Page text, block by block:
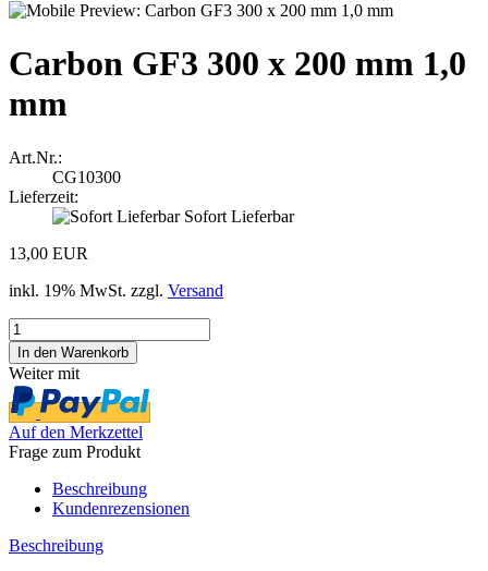
Carbon GF3 300 x 200 mm 1,0
mm
Art.Nr.:
CG10300
Lieferzeit:
Sofort Lieferbar
13,00 EUR
inkl. 19% MwSt. zzgl. Versand
Weiter mit
Auf den Merkzettel
Frage zum Produkt
Beschreibung
Kundenrezensionen
Beschreibung